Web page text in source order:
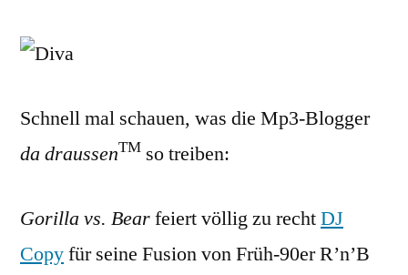
Schnell mal schauen, was die Mp3-Blogger
da draussenTM so treiben:
Gorilla vs. Bearfeiert völlig zu rechtDJ
Copyfür seine Fusion von Früh-90er R’n’B